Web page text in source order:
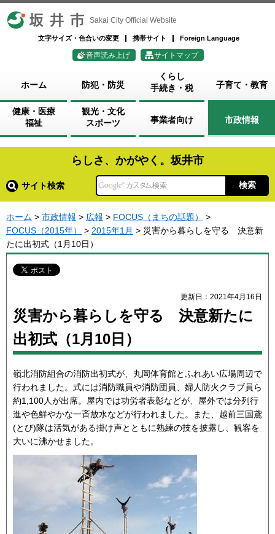
坂井市 Sakai City Official Website
文字サイズ・色合いの変更 携帯サイト Foreign Language
音声読み上げ サイトマップ
ホーム 防犯・防災
くらし
手続き・税
子育て・教育
健康・医療
福祉
観光・文化
スポーツ
事業者向け 市政情報
らしさ、かがやく。坂井市
サイト検索
ホーム > 市政情報 > 広報 > FOCUS（まちの話題）
>
FOCUS（2015年）
> 2015年1月 > 災害から暮らしを守る 決意新
たに出初式（1月10日）
更新日：2021年4月16日
災害から暮らしを守る 決意新たに
出初式（1月10日）
嶺北消防組合の消防出初式が、丸岡体育館とふれあい広場周辺で
行われました。式には消防職員や消防団員、婦人防火クラブ員ら
約1,100人が出席。屋内では功労者表彰などが、屋外では分列行
進や色鮮やかな一斉放水などが行われました。また、越前三国鳶
(とび)隊は活気がある掛け声とともに熟練の技を披露し、観客を
大いに沸かせました。